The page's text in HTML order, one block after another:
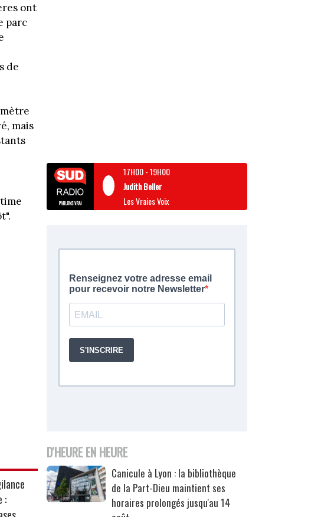
ont
parc
de
mais
:
17H00-19H00
Judith Beller
Les Vraies Voix
D'HEURE EN HEURE
Canicule à Lyon : la bibliothèque
de la Part-Dieu maintient ses
horaires prolongés jusqu'au 14